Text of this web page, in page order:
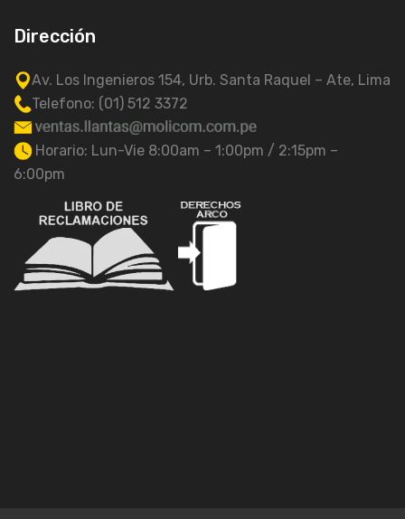
Dirección
Av. Los Ingenieros 154, Urb. Santa Raquel – Ate, Lima
Telefono: (01) 512 3372
Horario: Lun-Vie 8:00am – 1:00pm / 2:15pm –
6:00pm